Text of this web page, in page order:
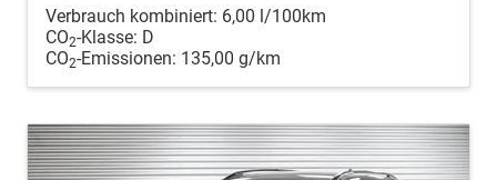
Verbrauch kombiniert: 6,00 l/100km
CO2-Klasse: D
CO2-Emissionen: 135,00 g/km